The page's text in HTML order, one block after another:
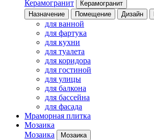
Керамогранит
Керамогранит
Назначение
Помещение Дизайн
для ванной
для фартука
для кухни
для туалета
для коридора
для гостиной
для улицы
для балкона
для бассейна
для фасада
Мраморная плитка
Мозаика
Мозаика
Мозаика